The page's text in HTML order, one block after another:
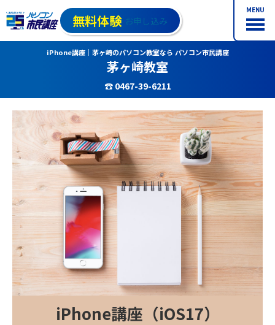
MENU
無料体験 お申し込み
iPhone講座｜茅ヶ崎のパソコン教室なら パソコン市民講座
茅ヶ崎教室
☎ 0467-39-6211
iPhone講座（iOS17）